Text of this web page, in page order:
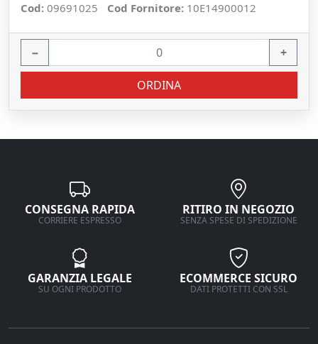
Cod: 09691025 Cod Fornitore: 10E14900012
− +
ORDINA
CONSEGNA RAPIDA
CORRIERE ESPRESSO
RITIRO IN NEGOZIO
SENZA SPESE DI SPEDIZIONE
GARANZIA LEGALE
SU OGNI PRODOTTO
ECOMMERCE SICURO
DATI PROTETTI CON SSL